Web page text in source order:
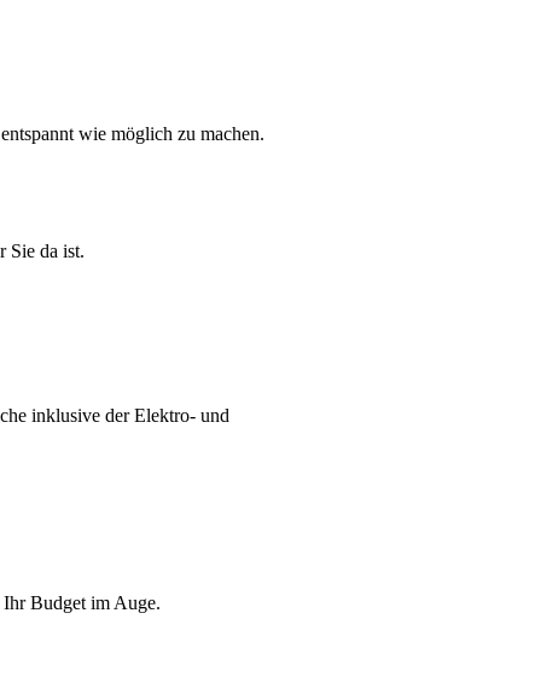
wie möglich zu machen.
Sie da ist.
inklusive der Elektro- und
Ihr Budget im Auge.